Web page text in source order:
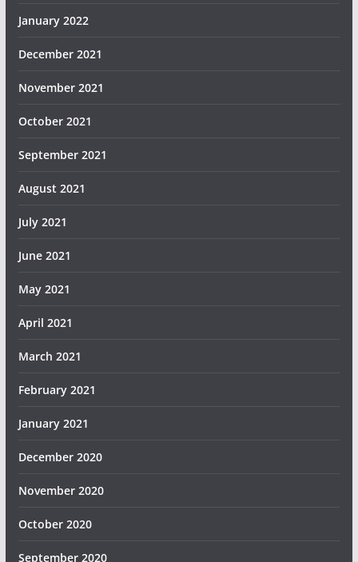
January 2022
December 2021
November 2021
October 2021
September 2021
August 2021
July 2021
June 2021
May 2021
April 2021
March 2021
February 2021
January 2021
December 2020
November 2020
October 2020
September 2020